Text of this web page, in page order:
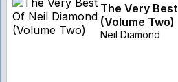
The Very
(Volume Two)
Neil Diamond